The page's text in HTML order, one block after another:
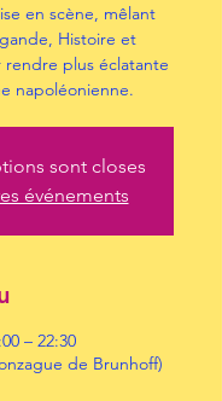
en scène, mêlant
Histoire et
plus éclatante
napoléonienne.
sont closes
événements
– 22:30
de Brunhoff)